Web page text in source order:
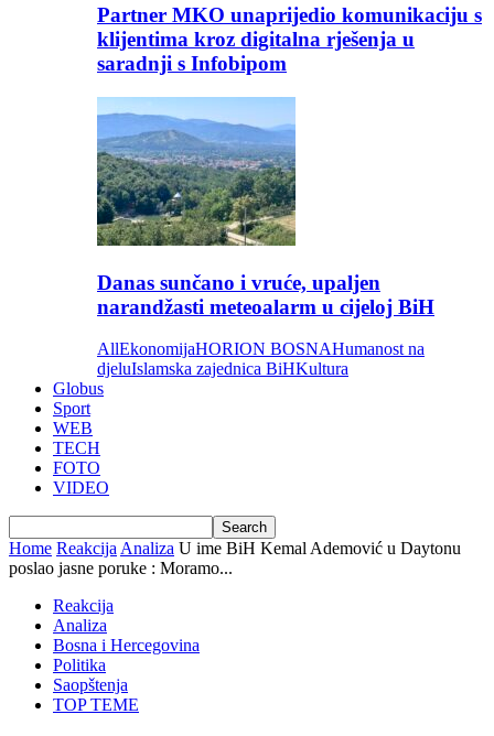
Partner MKO unaprijedio komunikaciju s
klijentima kroz digitalna rješenja u
saradnji s Infobipom
Danas sunčano i vruće, upaljen
narandžasti meteoalarm u cijeloj BiH
AllEkonomijaHORION BOSNAHumanost na
djeluIslamska zajednica BiHKultura
Globus
Sport
WEB
TECH
FOTO
VIDEO
Home Reakcija Analiza U ime BiH Kemal Ademović u Daytonu
poslao jasne poruke : Moramo...
Reakcija
Analiza
Bosna i Hercegovina
Politika
Saopštenja
TOP TEME